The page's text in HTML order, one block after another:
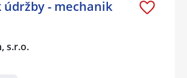
údržby - mechanik
s.r.o.